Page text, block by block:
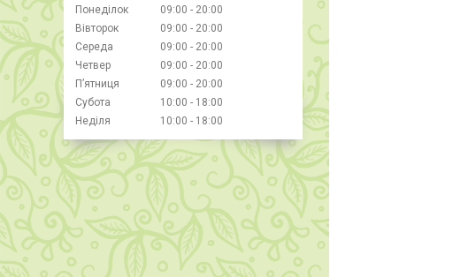
Понеділок 09:00
20:00
Вівторок
09:00
20:00
Середа
09:00
20:00
Четвер
09:00
20:00
Пʼятниця
09:00
20:00
Субота
10:00
18:00
Неділя
10:00 18:00